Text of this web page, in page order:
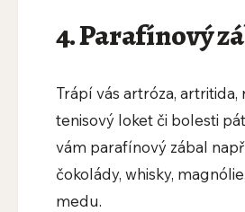
4. Parafínový
Trápí vás artróza, artritida,
tenisový loket či bolesti
vám parafínový zábal
čokolády, whisky,
medu.